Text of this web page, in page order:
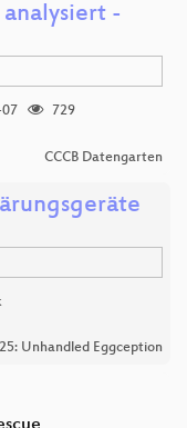
-
729
CCCB Datengarten
Unhandled Eggception